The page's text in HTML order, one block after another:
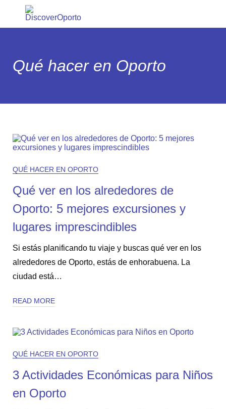
Qué hacer en Oporto
QUÉ HACER EN OPORTO
Qué ver en los alrededores de
Oporto: 5 mejores excursiones y
lugares imprescindibles
Si estás planificando tu viaje y buscas qué ver en los
alrededores de Oporto, estás de enhorabuena. La
ciudad está…
READ MORE
QUÉ HACER EN OPORTO
3 Actividades Económicas para Niños
en Oporto